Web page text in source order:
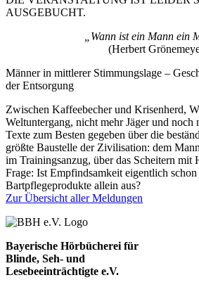
AUSGEBUCHT.
„Wann ist ein Mann ein
(Herbert
Männer in mittlerer Stimmungslage –
der Entsorgung
Zwischen Kaffeebecher und Krisenherd,
Weltuntergang, nicht mehr Jäger und noch
Texte zum Besten gegeben über die
größte Baustelle der Zivilisation: dem
im Trainingsanzug, über das Scheitern mit
Frage: Ist Empfindsamkeit eigentlich
Bartpflegeprodukte allein aus?
Zur Übersicht aller Meldungen
Bayerische Hörbücherei für
Blinde, Seh- und
Lesebeeinträchtigte e.V.